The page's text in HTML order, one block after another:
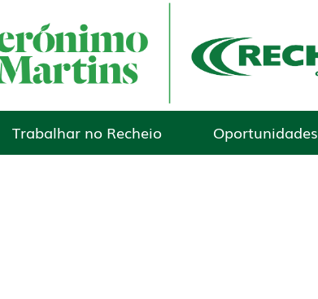
Trabalhar no Recheio Oportunidades